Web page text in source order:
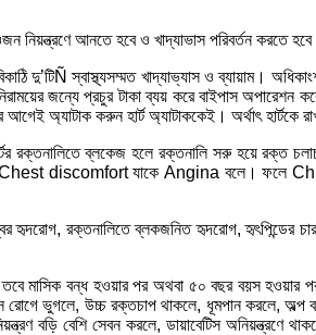
নিয়ন্ত্রণে আনতে হবে ও খাদ্যাভাস পরিবর্তন করতে
দু’টিÑ স্বাস্থ্যসম্মত খাদ্যাভ্যাস ও ব্যায়াম।
জন্যে প্রচুর টাকা ব্যয় করে বাইপাস অপারেশন
অ্যাটাক করুন হার্ট অ্যাটাককেই। অর্থাৎ হার্টকে
ব্লকেজ হলে রক্তনালি সরু হয়ে রক্ত
তীব্র Chest discomfort যাকে Angina বলে।
হৃদরোগ, রক্তনালিতে ব্লকজনিত হৃদরোগ, হৃৎপিন্ডের
তবে মাসিক বন্ধ হওয়ার পর অথবা ৫০ বছর বয়স
রোগে ভুগলে, উচ্চ রক্তচাপ থাকলে, ধূমপান করলে,
বড়ি বেশি সেবন করলে, ডায়াবেটিস অনিয়ন্ত্রণে